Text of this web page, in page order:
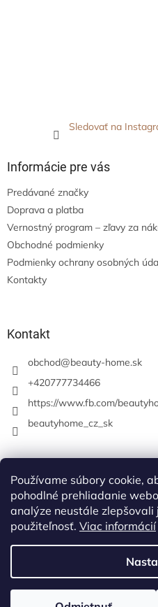
Používame súbory cookie,
pohodlné prehliadanie
analýze neustále zlepšovali
použiteľnosť. Viac informácií
Sledovať na
Informácie pre vás
Predávané značky
Doprava a platba
Vernostný program – zľavy za
Obchodné podmienky
Podmienky ochrany osobných
Kontakty
Kontakt
obchod@beauty-home.sk
+420777734466
https://www.fb.com/
beautyhome_cz_sk